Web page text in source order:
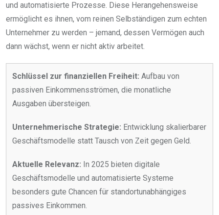
und automatisierte Prozesse. Diese Herangehensweise
ermöglicht es ihnen, vom reinen Selbständigen zum echten
Unternehmer zu werden – jemand, dessen Vermögen auch
dann wächst, wenn er nicht aktiv arbeitet.
Schlüssel zur finanziellen Freiheit: Aufbau von
passiven Einkommensströmen, die monatliche
Ausgaben übersteigen.
Unternehmerische Strategie: Entwicklung skalierbarer
Geschäftsmodelle statt Tausch von Zeit gegen Geld.
Aktuelle Relevanz: In 2025 bieten digitale
Geschäftsmodelle und automatisierte Systeme
besonders gute Chancen für standortunabhängiges
passives Einkommen.